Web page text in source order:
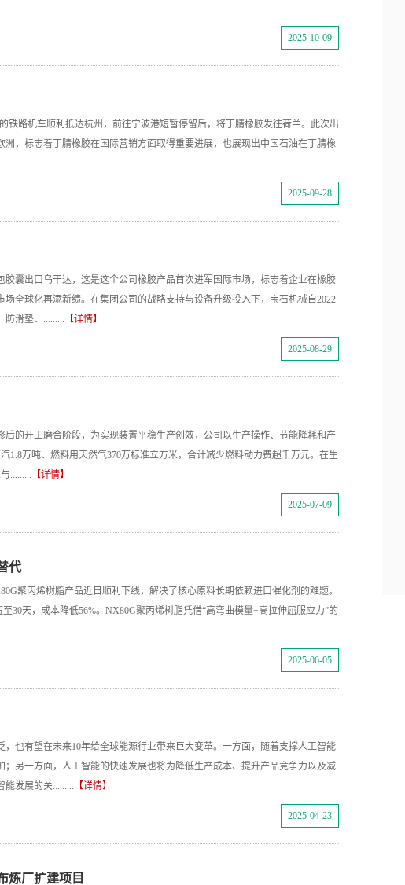
2025-10-09
铁路机车顺利抵达杭州，前往宁波港短暂停留后，将丁腈橡胶发往荷兰。此次出
，标志着丁腈橡胶在国际营销方面取得重要进展，也展现出中国石油在丁腈橡
2025-09-28
囊出口乌干达，这是这个公司橡胶产品首次进军国际市场，标志着企业在橡胶
全球化再添新绩。在集团公司的战略支持与设备升级投入下，宝石机械自2022
防滑垫、......... 【详情】
2025-08-29
的开工磨合阶段，为实现装置平稳生产创效，公司以生产操作、节能降耗和产
1.8万吨、燃料用天然气370万标准立方米，合计减少燃料动力费超千万元。在生
......... 【详情】
2025-07-09
代
聚丙烯树脂产品近日顺利下线，解决了核心原料长期依赖进口催化剂的难题。
30天，成本降低56%。NX80G聚丙烯树脂凭借“高弯曲模量+高拉伸屈服应力”的
2025-06-05
也有望在未来10年给全球能源行业带来巨大变革。一方面，随着支撑人工智能
另一方面，人工智能的快速发展也将为降低生产成本、提升产品竞争力以及减
发展的关......... 【详情】
2025-04-23
炼厂扩建项目